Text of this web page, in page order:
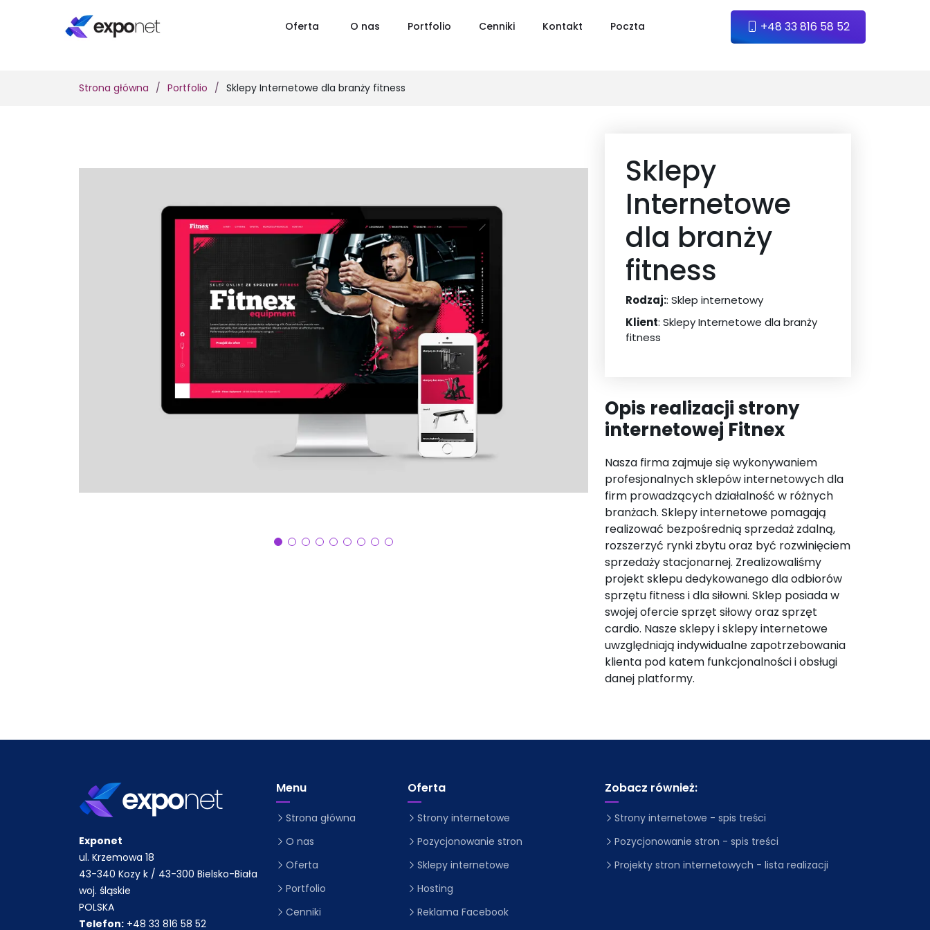
Oferta O nas Portfolio Cenniki Kontakt Poczta +48 33 816 58 52
Strona główna Portfolio Sklepy Internetowe dla branży fitness
Sklepy
Internetowe
dla branży
fitness
Rodzaj:: Sklep internetowy
Klient: Sklepy Internetowe dla branży
fitness
Opis realizacji strony
internetowej Fitnex
Nasza firma zajmuje się wykonywaniem
profesjonalnych sklepów internetowych dla
firm prowadzących działalność w różnych
branżach. Sklepy internetowe pomagają
realizować bezpośrednią sprzedaż zdalną,
rozszerzyć rynki zbytu oraz być rozwinięciem
sprzedaży stacjonarnej. Zrealizowaliśmy
projekt sklepu dedykowanego dla odbiorów
sprzętu fitness i dla siłowni. Sklep posiada w
swojej ofercie sprzęt siłowy oraz sprzęt
cardio. Nasze sklepy i sklepy internetowe
uwzględniają indywidualne zapotrzebowania
klienta pod katem funkcjonalności i obsługi
danej platformy.
Exponet
ul. Krzemowa 18
43-340 Kozy k / 43-300 Bielsko-Biała
woj. śląskie
POLSKA
Telefon: +48 33 816 58 52
Menu
Strona główna
O nas
Oferta
Portfolio
Cenniki
Oferta
Strony internetowe
Pozycjonowanie stron
Sklepy internetowe
Hosting
Reklama Facebook
Zobacz również:
Strony internetowe - spis treści
Pozycjonowanie stron - spis treści
Projekty stron internetowych - lista realizacji